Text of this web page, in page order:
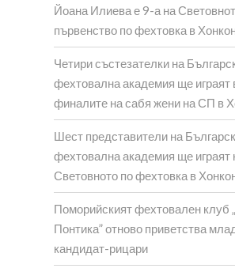
Йоана Илиева е 9-а на
първенство по фехтовка в
Четири състезателки на
фехтовална академия ще играят
финалите на сабя жени на СП в
Шест представители на
фехтовална академия ще играят
Световното по фехтовка в
Поморийският фехтовален клуб
Понтика” отново приветства
кандидат-рицари